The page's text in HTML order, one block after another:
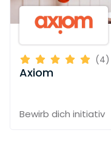
(4)
Axiom
Bewirb dich initiativ